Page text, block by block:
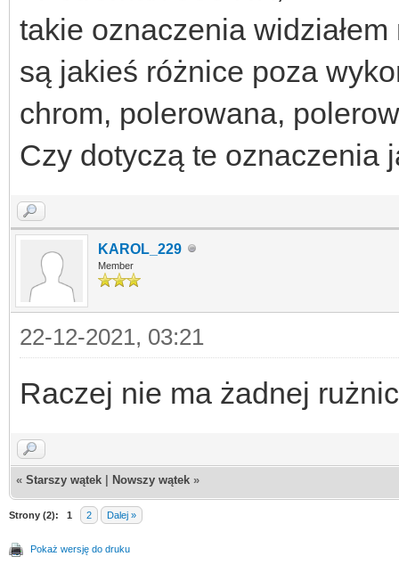
takie oznaczenia
są jakieś różnice poza
chrom, polerowana,
Czy dotyczą te oznaczenia
KAROL_229
Member
22-12-2021, 03:21
Raczej nie ma żadnej
« Starszy wątek Nowszy wątek »
Strony (2): 1 2 Dalej »
Pokaż wersję do druku